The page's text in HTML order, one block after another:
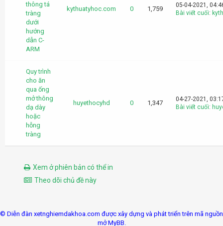
thông tá
tràng
dưới
hướng
dẫn C-
ARM
kythuatyhoc.com 0 1,759
05-04-2021,
Bài viết cuối:
Quy trình
cho ăn
qua ống
mở thông
dạ dày
hoặc
hỗng
tràng
huyethocyhd 0 1,347
04-27-2021,
Bài viết cuối:
Xem ở phiên bản có thể in
Theo dõi chủ đề này
© Diễn đàn xetnghiemdakhoa.com được xây dựng và phát triển trên mã nguồn
mở MyBB.